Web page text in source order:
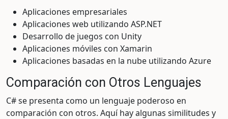
Aplicaciones empresariales
Aplicaciones web utilizando ASP.NET
Desarrollo de juegos con Unity
Aplicaciones móviles con Xamarin
Aplicaciones basadas en la nube utilizando Azure
Comparación con Otros Lenguajes
C# se presenta como un lenguaje poderoso en
comparación con otros. Aquí hay algunas similitudes y